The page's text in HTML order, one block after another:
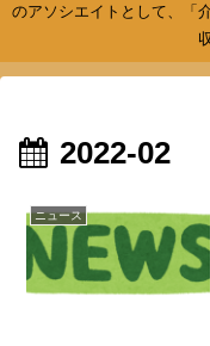
のアソシエイトとして、「
2022-02
ニュース